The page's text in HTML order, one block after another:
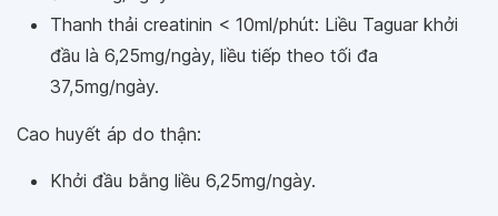
Thanh thải creatinin < 10ml/phút: Liều Taguar khởi
đầu là 6,25mg/ngày, liều tiếp theo tối đa
37,5mg/ngày.
Cao huyết áp do thận:
Khởi đầu bằng liều 6,25mg/ngày.